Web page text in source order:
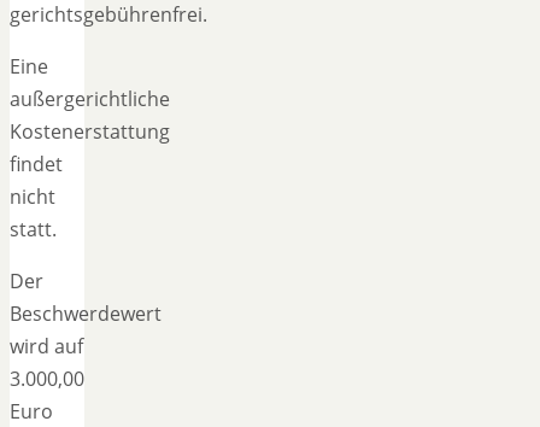
gerichtsgebührenfrei.
Eine
außergerichtliche
Kostenerstattung
findet
nicht
statt.
Der
Beschwerdewert
wird auf
3.000,00
Euro